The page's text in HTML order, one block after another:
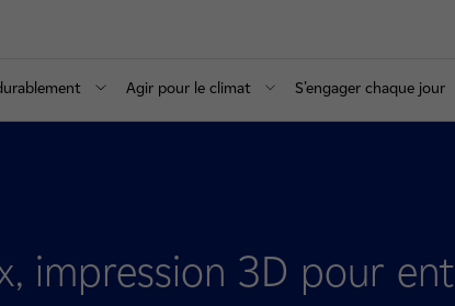
Agir pour le climat S’engager chaque jour
impression 3D pour